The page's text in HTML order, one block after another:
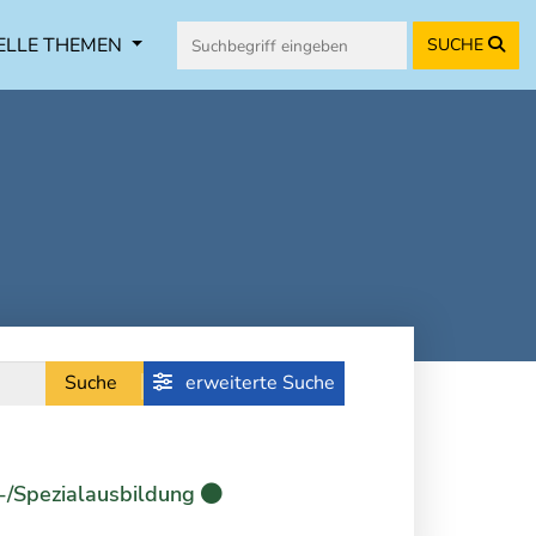
THEMEN SUCHE
Suche erweiterte Suche
Spezialausbildung